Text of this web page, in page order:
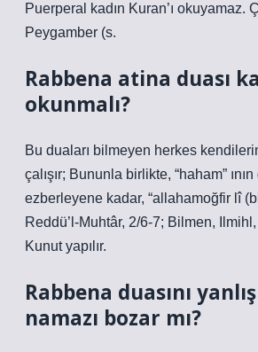
Puerperal kadın Kuran’ı okuyamaz.
Peygamber (s.
Rabbena atina duası
okunmalı?
Bu duaları bilmeyen herkes
çalışır; Bununla birlikte, “haham” ının
ezberleyene kadar, “allahamoğfir lî
Reddü’l-Muhtâr, 2/6-7; Bilmen,
Kunut yapılır.
Rabbena duasını
namazı bozar mı?